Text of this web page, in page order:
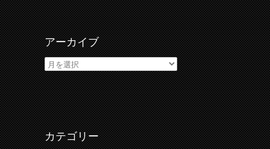
アーカイブ
ア
ー
カ
イ
ブ
カテゴリー